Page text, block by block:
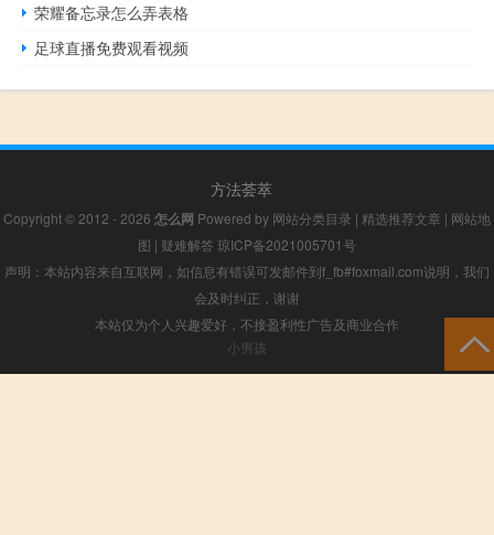
荣耀备忘录怎么弄表格
足球直播免费观看视频
方法荟萃
Copyright © 2012 - 2026 怎么网 Powered by 网站分类目录 | 精选推荐文章 | 网站地
图 | 疑难解答 琼ICP备2021005701号
声明：本站内容来自互联网，如信息有错误可发邮件到f_fb#foxmail.com说明，我们
会及时纠正，谢谢
本站仅为个人兴趣爱好，不接盈利性广告及商业合作
小男孩